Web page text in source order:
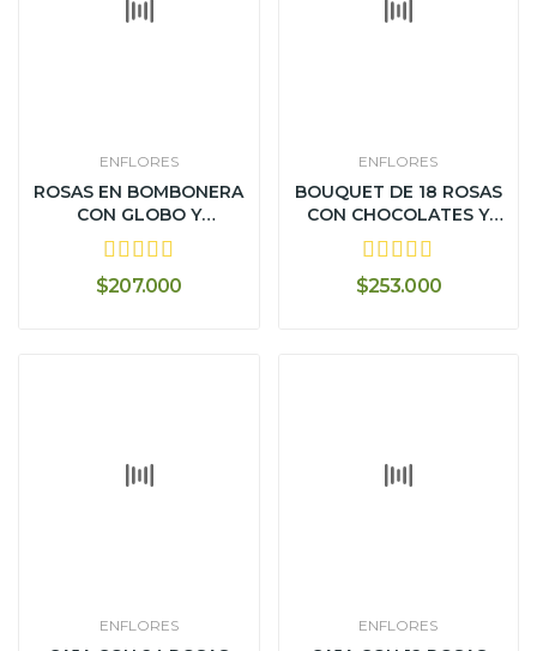
ENFLORES
ROSAS EN BOMBONERA
CON GLOBO Y
CHOCOLATES -...
$207.000
ENFLORES
BOUQUET DE 18 ROSAS
CON CHOCOLATES Y
VINO -...
$253.000
ENFLORES ENFLORES